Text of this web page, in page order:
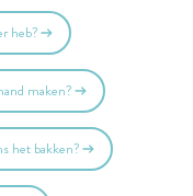
heb?
maken?
het bakken?